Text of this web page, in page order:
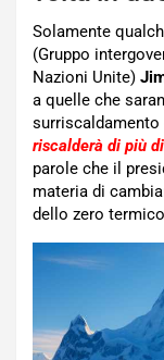
Solamente
(Gruppo
Nazioni Unite)
a quelle che
surriscaldamento
riscalderà di più
parole che il
materia di
dello zero